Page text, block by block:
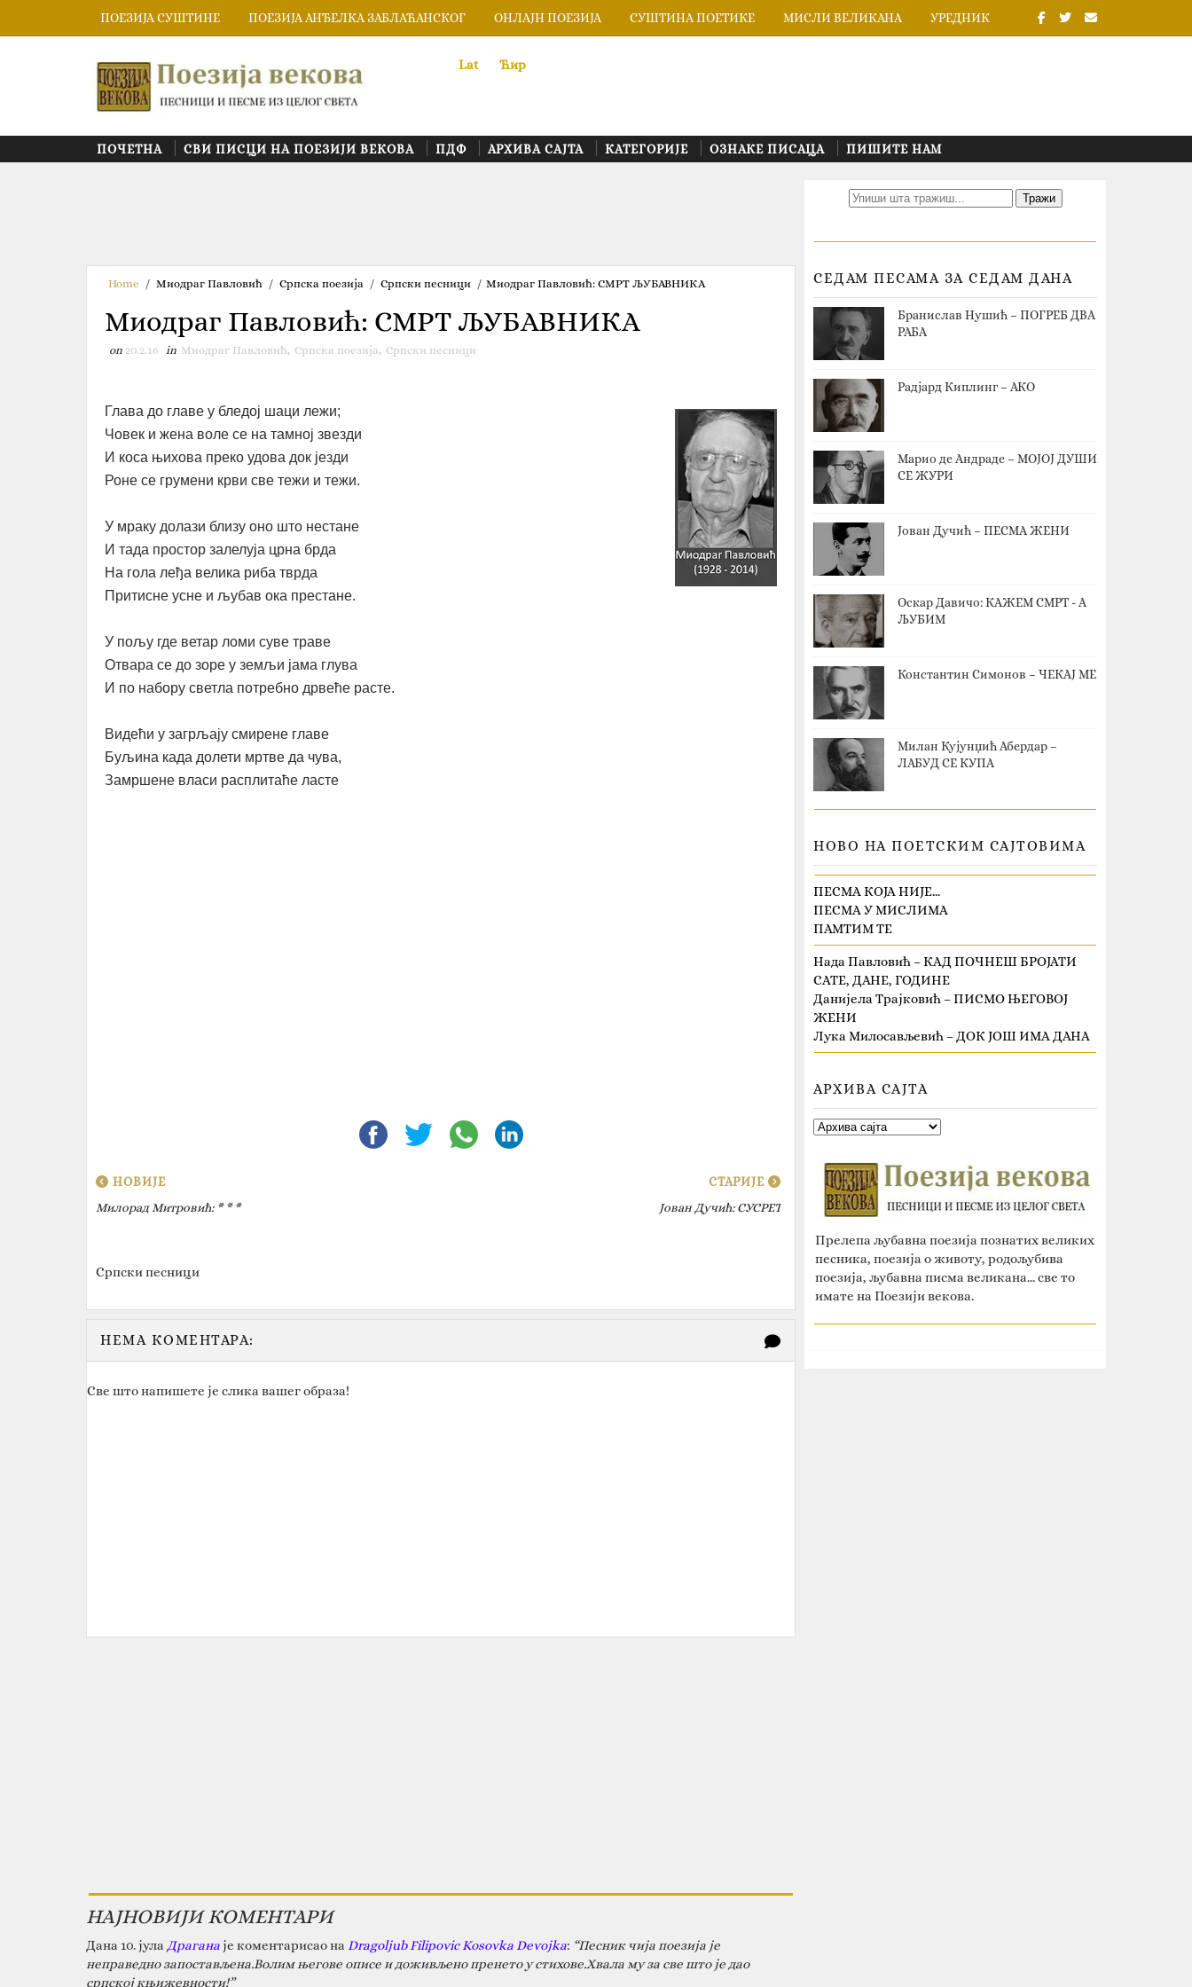
ПОЕЗИЈА СУШТИНЕ ПОЕЗИЈА АНЂЕЛКА ЗАБЛАЋАНСКОГ ОНЛАЈН ПОЕЗИЈА СУШТИНА ПОЕТИКЕ МИСЛИ ВЕЛИКАНА УРЕДНИК
Lat Ћир
ПОЧЕТНА СВИ ПИСЦИ НА ПОЕЗИЈИ ВЕКОВА ПДФ АРХИВА САЈТА КАТЕГОРИЈЕ ОЗНАКЕ ПИСАЦА ПИШИТЕ НАМ
Home / Миодраг Павловић / Српска поезија / Српски песници / Миодраг Павловић: СМРТ ЉУБАВНИКА
Миодраг Павловић: СМРТ ЉУБАВНИКА
on 20.2.16 in Миодраг Павловић, Српска поезија, Српски песници
Глава до главе у бледој шаци лежи;
Човек и жена воле се на тамној звезди
И коса њихова преко удова док језди
Роне се грумени крви све тежи и тежи.
У мраку долази близу оно што нестане
И тада простор залелуја црна брда
На гола леђа велика риба тврда
Притисне усне и љубав ока престане.
У пољу где ветар ломи суве траве
Отвара се до зоре у земљи јама глува
И по набору светла потребно дрвеће расте.
Видећи у загрљају смирене главе
Буљина када долети мртве да чува,
Замршене власи расплитаће ласте
НОВИЈЕ
Милорад Митровић: * * *
СТАРИЈЕ
Јован Дучић: СУСРЕТ
Српски песници
НЕМА КОМЕНТАРА:
Све што напишете је слика вашег образа!
НАЈНОВИЈИ КОМЕНТАРИ
Дана 10. јула Драгана је коментарисао на Dragoljub Filipovic Kosovka Devojka: “Песник чија поезија је
неправедно запостављена.Волим његове описе и доживљено пренето у стихове.Хвала му за све што је дао
српској књижевности!”
СЕДАМ ПЕСАМА ЗА СЕДАМ ДАНА
Бранислав Нушић – ПОГРЕБ ДВА
РАБА
Радјард Киплинг – АКО
Марио де Андраде – МОЈОЈ ДУШИ
СЕ ЖУРИ
Јован Дучић – ПЕСМА ЖЕНИ
Оскар Давичо‎: КАЖЕМ СМРТ - А
ЉУБИМ
Константин Симонов – ЧЕКАЈ МЕ
Милан Кујунџић Абердар –
ЛАБУД СЕ КУПА
НОВО НА ПОЕТСКИМ САЈТОВИМА
ПЕСМА КОЈА НИЈЕ…
ПЕСМА У МИСЛИМА
ПАМТИМ ТЕ
Нада Павловић – КАД ПОЧНЕШ БРОЈАТИ
САТЕ, ДАНЕ, ГОДИНЕ
Данијела Трајковић – ПИСМО ЊЕГОВОЈ
ЖЕНИ
Лука Милосављевић – ДОК ЈОШ ИМА ДАНА
АРХИВА САЈТА
Прелепа љубавна поезија познатих великих
песника, поезија о животу, родољубива
поезија, љубавна писма великана... све то
имате на Поезији векова.